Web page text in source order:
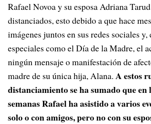
Rafael Novoa y su esposa Adriana
distanciados, esto debido a que hace
imágenes juntos en sus redes sociales y,
especiales como el Día de la Madre, el
ningún mensaje o manifestación de
madre de su única hija, Alana. A estos
distanciamiento se ha sumado que
semanas Rafael ha asistido a varios
solo o con amigos, pero no con su